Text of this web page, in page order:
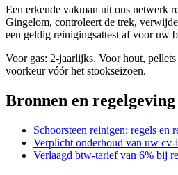
Een erkende vakman uit ons netwerk
Gingelom, controleert de trek,
een geldig reinigingsattest af voor uw
Voor gas: 2-jaarlijks. Voor hout,
voorkeur vóór het stookseizoen.
Bronnen en regelgeving
Schoorsteen reinigen: regels en
Verplicht onderhoud van uw cv-
Verlaagd btw-tarief van 6% bij